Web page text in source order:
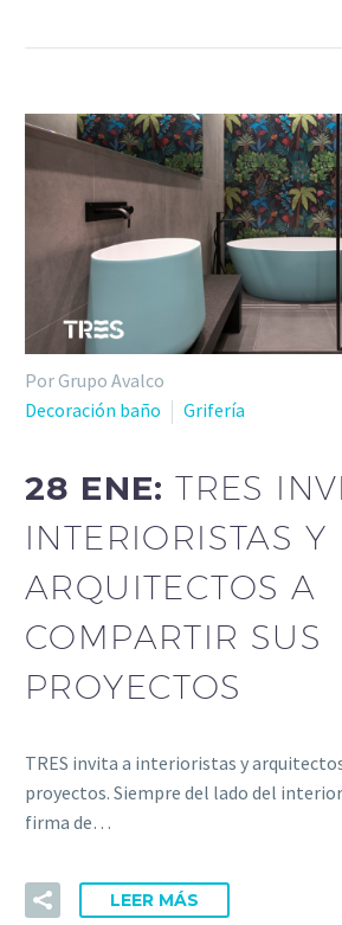
Por Grupo Avalco
Decoración baño
Grifería
28 ENE:TRES
INTERIORISTAS Y
ARQUITECTOS A
COMPARTIR SUS
PROYECTOS
TRES invita a interioristas y
proyectos. Siempre del lado del
firma de…
LEER MÁS